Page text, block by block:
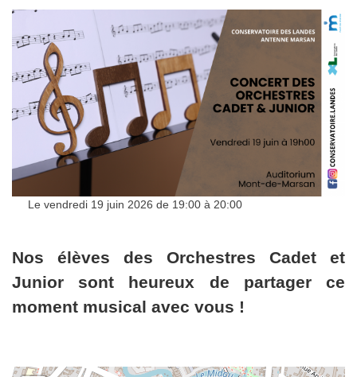
Le vendredi 19 juin 2026 de 19:00 à 20:00
Nos élèves des Orchestres Cadet et
Junior sont heureux de partager ce
moment musical avec vous !